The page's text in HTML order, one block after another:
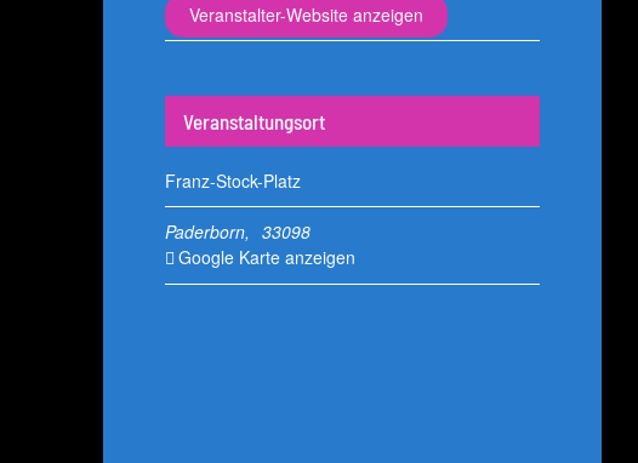
Veranstalter-Website anzeigen
Veranstaltungsort
Franz-Stock-Platz
Paderborn,
33098
Google Karte anzeigen